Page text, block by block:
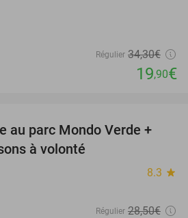
Régulier 34,30€
19,90€
25%
au parc Mondo Verde +
à volonté
8.3 star
Régulier 28,50€